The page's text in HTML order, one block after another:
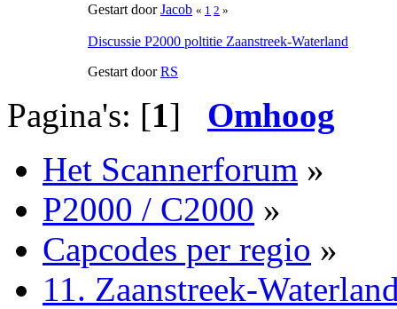
Gestart doorJacob « 1 2 »
Discussie P2000 poltitie Zaanstreek-Waterland
Gestart doorRS
Pagina's: [1] Omhoog
Het Scannerforum »
P2000 / C2000 »
Capcodes per regio »
11. Zaanstreek-